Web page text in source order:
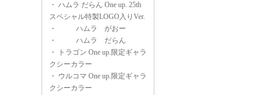
・ ハムラ だらん One up. 25th
スペシャル特製LOGO入りVer.
・
ハムラ がおー
・
ハムラ だらん
・
トラゴン One up.限定ギャラ
クシーカラー
・ ウルコマ One up.限定ギャラ
クシーカラー